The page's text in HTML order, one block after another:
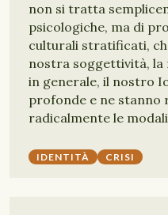
non si tratta
psicologiche, ma di
culturali stratificati,
nostra soggettività, la
in generale, il nostro
profonde e ne stanno
radicalmente le
IDENTITÀ CRISI